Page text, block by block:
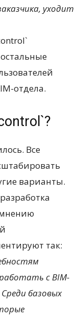
уходит
отдела.
Все
варианты.
мнению
так:
сBIM-
базовых